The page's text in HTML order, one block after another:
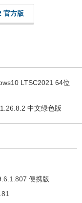
官方版
LTSC2021 64位
中文绿色版
便携版